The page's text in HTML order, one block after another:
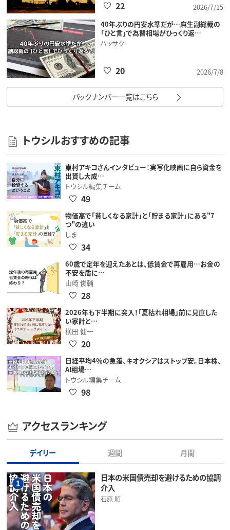
2026/7/15
22
40年ぶりの円安水準だが…麻生副総裁の
「ひと言」で為替相場がひっくり返…
ハッサク
2026/7/8
20
バックナンバー一覧はこちら
トウシルおすすめの記事
東村アキコさんインタビュー：実写化映画に自ら資金を
出資し大成…
トウシル編集チーム
49
物価高で「貧しくなる家計」と「貯まる家計」にある"7
つ"の違い
しま
34
60歳で定年を迎えたあとは、低賃金で再雇用…お金の
不安を盾に…
山崎 俊輔
28
2026年も下半期に突入！「夏枯れ相場」前に見直した
い家計と…
横田 健一
20
日経平均4％の急落、キオクシアはストップ安。日本株、
AI相場…
トウシル編集チーム
98
アクセスランキング
デイリー 週間 月間
1
日本の米国債売却を避けるための協調
介入
石原 順